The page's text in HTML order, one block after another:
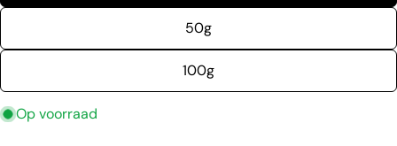
50g
100g
Op voorraad
email